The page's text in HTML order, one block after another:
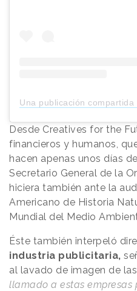
Una publicación compartida
Desde Creatives for the
financieros y humanos,
hacen apenas unos días
Secretario General de la
hiciera también ante la
Americano de Historia
Mundial del Medio
Éste también interpeló
industria publicitaria,
al lavado de imagen de
llamado a estas